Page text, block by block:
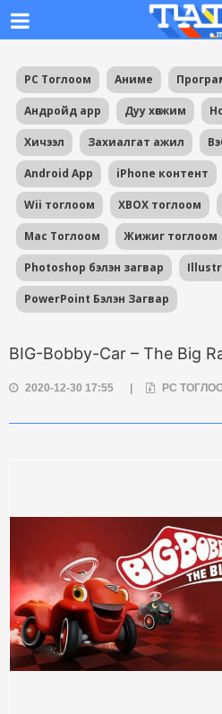
PC Тоглоом Аниме
Андройд app Дуу хөгжим
Хичээл Захиалгат ажил
Android App iPhone контент
Wii тоглоом XBOX тоглоом
Mac Тоглоом Жижиг тоглоом
Photoshop бэлэн загвар
PowerPoint Бэлэн Загвар
BIG-Bobby-Car – The Big
2020-12-30 17:55 PC